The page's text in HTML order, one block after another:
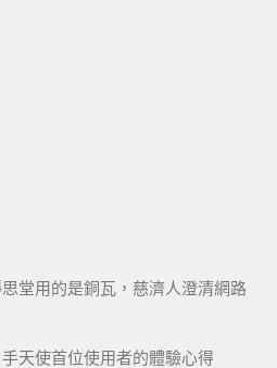
堂用的是銅瓦，慈濟人澄清網路
天使首位使用者的體驗心得